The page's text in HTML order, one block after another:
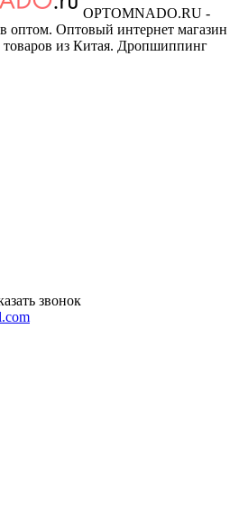
OPTOMNADO.RU -
оптом. Оптовый интернет магазин
из Китая. Дропшиппинг
звонок